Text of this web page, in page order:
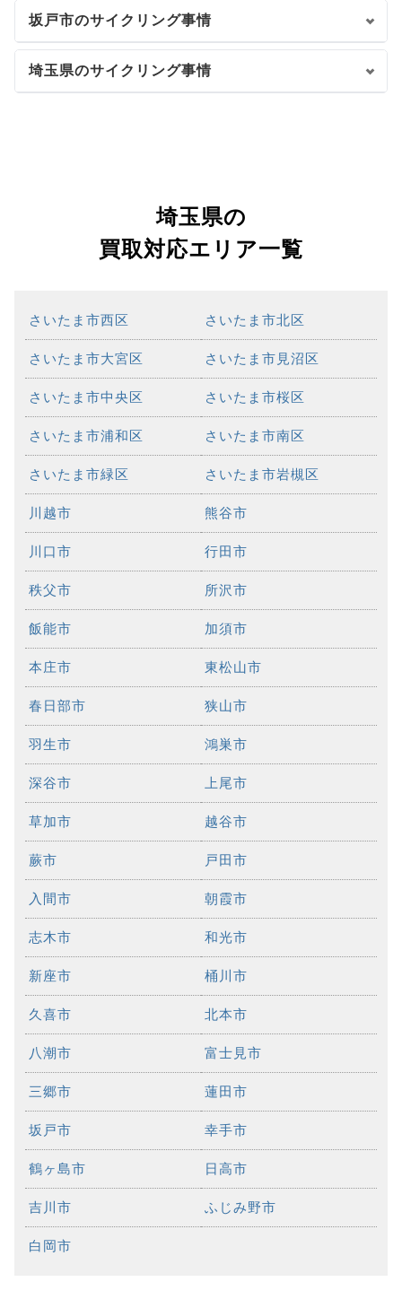
坂戸市のサイクリング事情
埼玉県のサイクリング事情
埼玉県の
買取対応エリア一覧
さいたま市西区 さいたま市北区
さいたま市大宮区 さいたま市見沼区
さいたま市中央区 さいたま市桜区
さいたま市浦和区 さいたま市南区
さいたま市緑区 さいたま市岩槻区
川越市 熊谷市
川口市 行田市
秩父市 所沢市
飯能市 加須市
本庄市 東松山市
春日部市 狭山市
羽生市 鴻巣市
深谷市 上尾市
草加市 越谷市
蕨市 戸田市
入間市 朝霞市
志木市 和光市
新座市 桶川市
久喜市 北本市
八潮市 富士見市
三郷市 蓮田市
坂戸市 幸手市
鶴ヶ島市 日高市
吉川市 ふじみ野市
白岡市